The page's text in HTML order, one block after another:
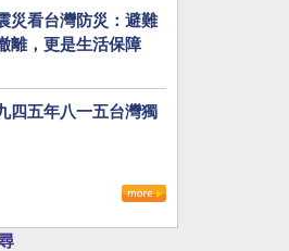
災看台灣防災：避難
離，更是生活保障
四五年八一五台灣獨